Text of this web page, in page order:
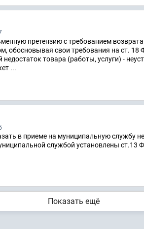
претензию с требованием
обосновывая свои требования на ст. 18
недостаток товара (работы, услуги) -
...
в приеме на муниципальную службу
службой установлены ст.13
Показать ещё